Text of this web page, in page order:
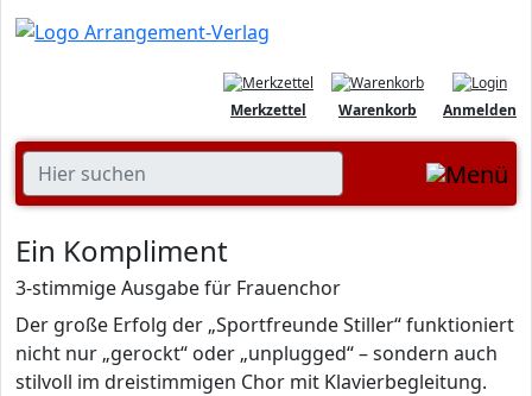
Anmelden
Warenkorb
Merkzettel
Ein Kompliment
3-stimmige Ausgabe für Frauenchor
Der große Erfolg der „Sportfreunde Stiller“ funktioniert
nicht nur „gerockt“ oder „unplugged“ – sondern auch
stilvoll im dreistimmigen Chor mit Klavierbegleitung.